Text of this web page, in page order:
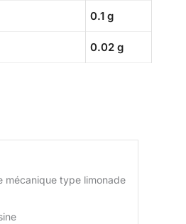
0.1 g
0.02 g
mécanique type limonade